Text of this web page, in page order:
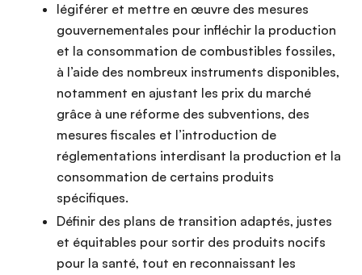
légiférer et mettre en œuvre des mesures
gouvernementales pour infléchir la production
et la consommation de combustibles fossiles,
à l’aide des nombreux instruments disponibles,
notamment en ajustant les prix du marché
grâce à une réforme des subventions, des
mesures fiscales et l’introduction de
réglementations interdisant la production et la
consommation de certains produits
spécifiques.
Définir des plans de transition adaptés, justes
et équitables pour sortir des produits nocifs
pour la santé, tout en reconnaissant les